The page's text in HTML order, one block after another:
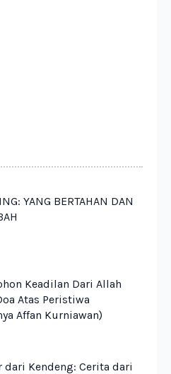
YANG BERTAHAN DAN
Keadilan Dari Allah
Atas Peristiwa
Affan Kurniawan)
dari Kendeng: Cerita dari